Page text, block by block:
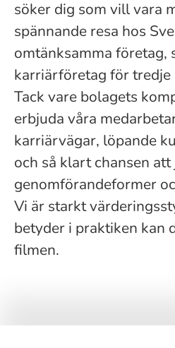
söker dig som vill vara
spännande resa hos
omtänksamma företag,
karriärföretag för tredje
Tack vare bolagets
erbjuda våra
karriärvägar, löpande
och så klart chansen
genomförandeformer
Vi är starkt
betyder i praktiken kan
filmen.